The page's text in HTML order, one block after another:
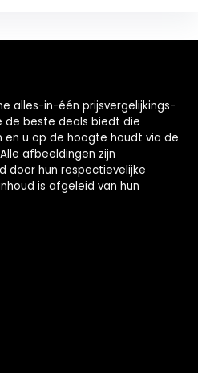
alles-in-één prijsvergelijkings-
de beste deals biedt die
en u op de hoogte houdt via de
afbeeldingen zijn
door hun respectievelijke
is afgeleid van hun